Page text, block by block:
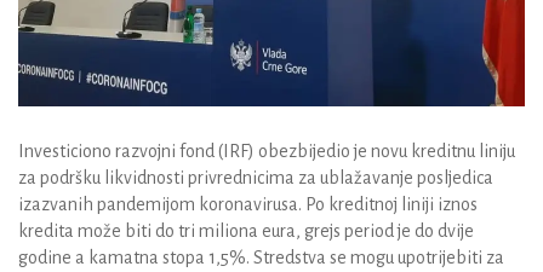
Investiciono razvojni fond (IRF) obezbijedio je novu kreditnu liniju
za podršku likvidnosti privrednicima za ublažavanje posljedica
izazvanih pandemijom koronavirusa. Po kreditnoj liniji iznos
kredita može biti do tri miliona eura, grejs period je do dvije
godine a kamatna stopa 1,5%. Stredstva se mogu upotrijebiti za